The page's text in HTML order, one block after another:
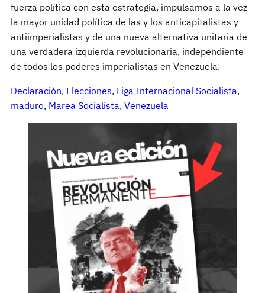
fuerza política con esta estrategia, impulsamos a la vez
la mayor unidad política de las y los anticapitalistas y
antiimperialistas y de una nueva alternativa unitaria de
una verdadera izquierda revolucionaria, independiente
de todos los poderes imperialistas en Venezuela.
Declaración, Elecciones, Liga Internacional Socialista
maduro, Marea Socialista, Venezuela